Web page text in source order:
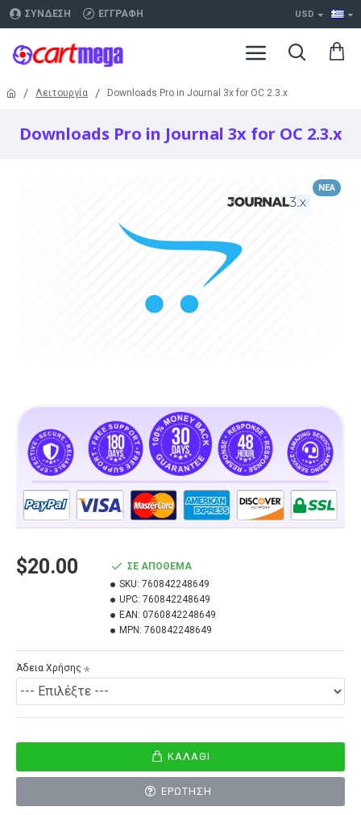
ΣΎΝΔΕΣΗ ΕΓΓΡΑΦΉ USD
Λειτουργία Downloads Pro in Journal 3x for OC 2.3.x
Downloads Pro in Journal 3x for OC 2.3.x
ΝΈΑ
$20.00
ΣΕ ΑΠΌΘΕΜΑ
SKU: 760842248649
UPC: 760842248649
EAN: 0760842248649
MPN: 760842248649
Άδεια Χρήσης
ΚΑΛΆΘΙ
ΕΡΏΤΗΣΗ